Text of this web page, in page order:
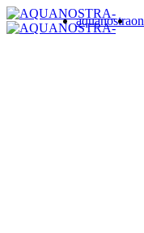
aquanostra